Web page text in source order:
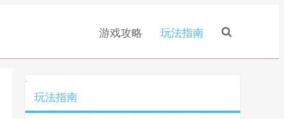
游戏攻略 玩法指南
.
玩法指南